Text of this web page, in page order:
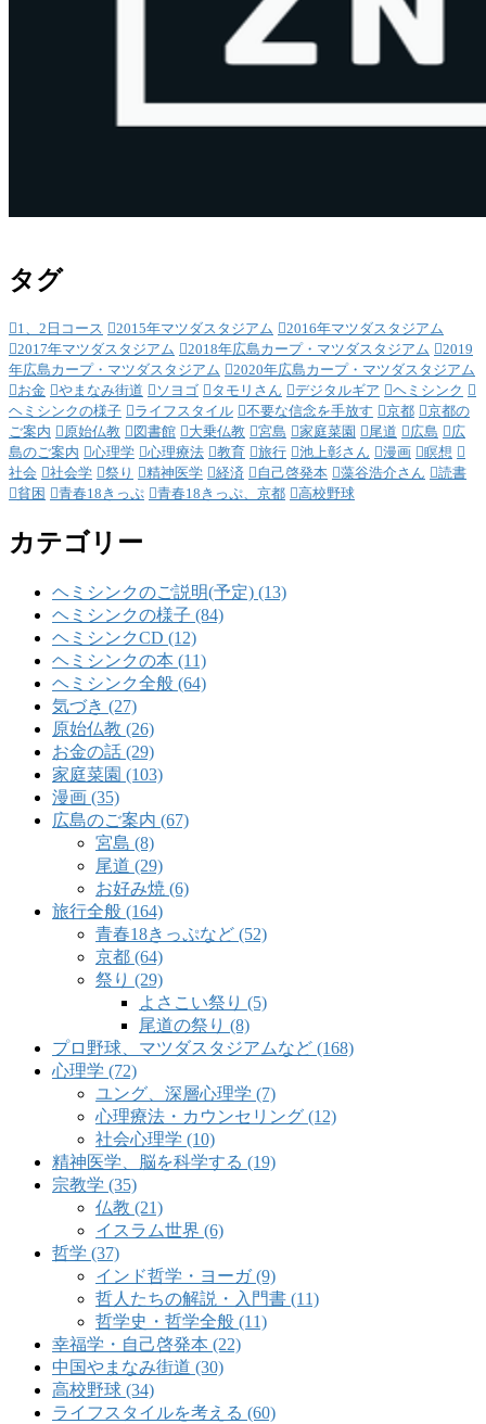
タグ
1、2日コース 2015年マツダスタジアム
2016年マツダスタジアム
2017年マツダスタジアム
2018年広島カープ・マツダスタジアム
2019
年広島カープ・マツダスタジアム
2020年広島カープ・マツダスタジアム
お金
やまなみ街道 ソヨゴ タモリさん デジタルギア
ヘミシンク
ヘミシンクの様子
ライフスタイル 不要な信念を手放す 京都
京都の
ご案内
原始仏教 図書館 大乗仏教 宮島 家庭菜園 尾道 広島
広
島のご案内
心理学 心理療法 教育 旅行 池上彰さん 漫画
瞑想
社会
社会学 祭り 精神医学 経済 自己啓発本 藻谷浩介さん
読書
貧困
青春18きっぷ 青春18きっぷ、京都 高校野球
カテゴリー
ヘミシンクのご説明(予定) (13)
ヘミシンクの様子 (84)
ヘミシンクCD (12)
ヘミシンクの本 (11)
ヘミシンク全般 (64)
気づき (27)
原始仏教 (26)
お金の話 (29)
家庭菜園 (103)
漫画 (35)
広島のご案内 (67)
宮島 (8)
尾道 (29)
お好み焼 (6)
旅行全般 (164)
青春18きっぷなど (52)
京都 (64)
祭り (29)
よさこい祭り (5)
尾道の祭り (8)
プロ野球、マツダスタジアムなど (168)
心理学 (72)
ユング、深層心理学 (7)
心理療法・カウンセリング (12)
社会心理学 (10)
精神医学、脳を科学する (19)
宗教学 (35)
仏教 (21)
イスラム世界 (6)
哲学 (37)
インド哲学・ヨーガ (9)
哲人たちの解説・入門書 (11)
哲学史・哲学全般 (11)
幸福学・自己啓発本 (22)
中国やまなみ街道 (30)
高校野球 (34)
ライフスタイルを考える (60)